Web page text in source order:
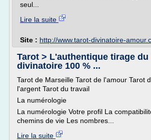
seul...
Lire la suite
Site : http://www.tarot-divinatoire-
Tarot > L'authentique tirage du
divinatoire 100 % ...
Tarot de Marseille Tarot de l'amour Tarot
l'argent Tarot du travail
La numérologie
La numérologie Votre profil La
chemins de vie Les nombres...
Lire la suite